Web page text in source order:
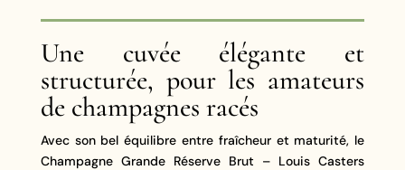
Une cuvée élégante et
structurée, pour les amateurs
de champagnes racés
Avec son bel équilibre entre fraîcheur et maturité, le
Champagne Grande Réserve Brut – Louis Casters